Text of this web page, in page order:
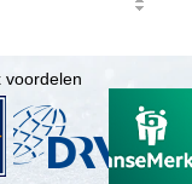
voordelen